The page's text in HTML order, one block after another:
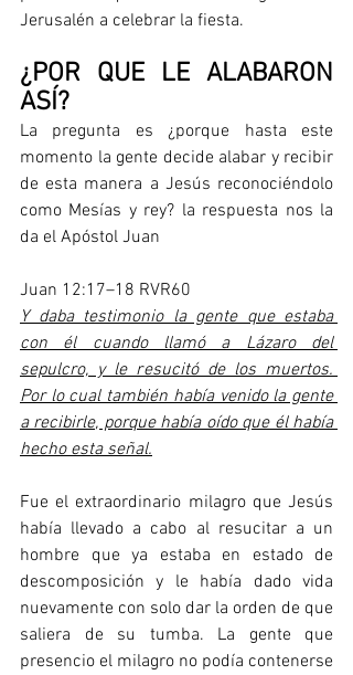
Jerusalén a celebrar la fiesta.
¿POR QUE LE ALABARON
ASÍ?
La pregunta es ¿porque hasta este
momento la gente decide alabar y recibir
de esta manera a Jesús reconociéndolo
como Mesías y rey? la respuesta nos la
da el Apóstol Juan
Juan 12:17–18 RVR60
Y daba testimonio la gente que estaba
con él cuando llamó a Lázaro del
sepulcro, y le resucitó de los muertos.
Por lo cual también había venido la gente
a recibirle, porque había oído que él había
hecho esta señal.
Fue el extraordinario milagro que Jesús
había llevado a cabo al resucitar a un
hombre que ya estaba en estado de
descomposición y le había dado vida
nuevamente con solo dar la orden de que
saliera de su tumba. La gente que
presencio el milagro no podía contenerse